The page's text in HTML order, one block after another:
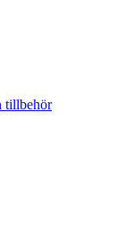
tillbehör